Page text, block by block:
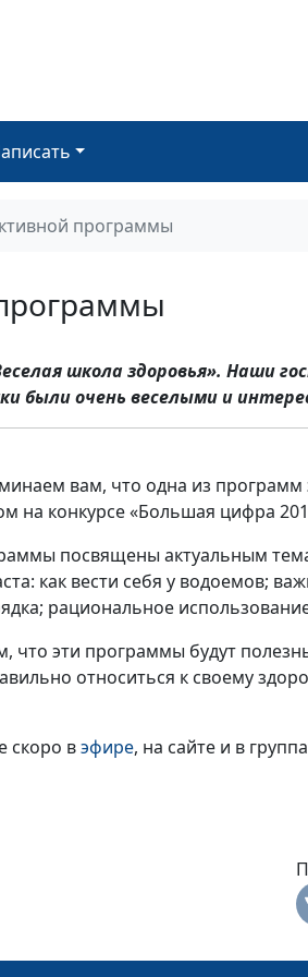
программы
школа здоровья». Наши
были очень веселыми и
вам, что одна из программ
на конкурсе «Большая цифра
посвящены актуальным
как вести себя у водоемов;
рациональное
что эти программы будут
относиться к своему
скоро вэфире, на сайте и в